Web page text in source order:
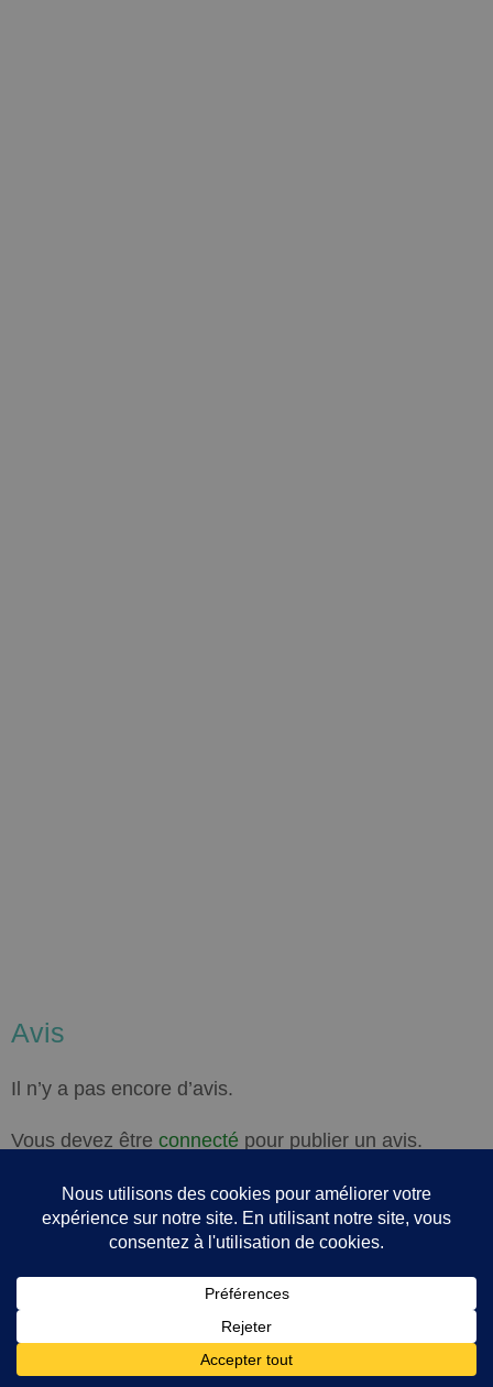
Avis
Il n’y a pas encore d’avis.
Vous devez être connecté pour publier un avis.
Les Derniers Articles
Hel Essentielle évolue… 3 juin 2026
Les principales argiles 24 mars 2026